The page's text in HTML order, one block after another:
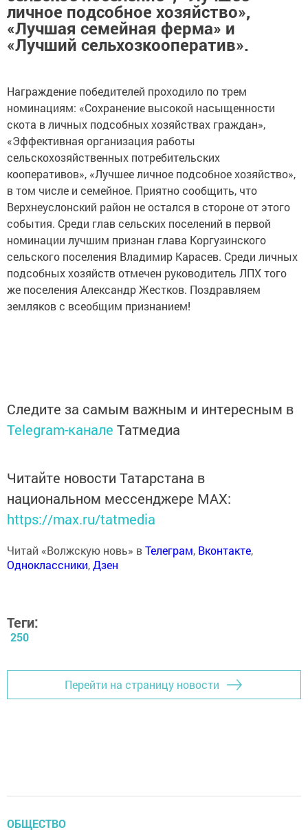
личное подсобное хозяйство»,
«Лучшая семейная ферма» и
«Лучший сельхозкооператив».
Награждение победителей проходило по трем
номинациям: «Сохранение высокой насыщенности
скота в личных подсобных хозяйствах граждан»,
«Эффективная организация работы
сельскохозяйственных потребительских
кооперативов», «Лучшее личное подсобное хозяйство»,
в том числе и семейное. Приятно сообщить, что
Верхнеуслонский район не остался в стороне от этого
события. Среди глав сельских поселений в первой
номинации лучшим признан глава Коргузинского
сельского поселения Владимир Карасев. Среди личных
подсобных хозяйств отмечен руководитель ЛПХ того
же поселения Александр Жестков. Поздравляем
земляков с всеобщим признанием!
Следите за самым важным и интересным в
Telegram-канале Татмедиа
Читайте новости Татарстана в
национальном мессенджере MАХ:
https://max.ru/tatmedia
Читай «Волжскую новь» вТелеграм, Вконтакте,
Одноклассники,Дзен
Теги:
250
Перейти на страницу новости
ОБЩЕСТВО